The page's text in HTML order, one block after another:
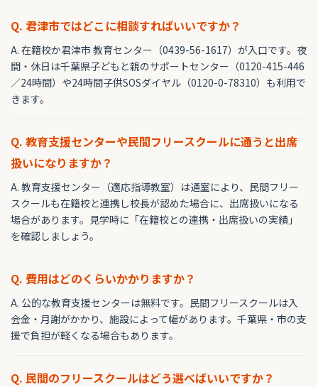
Q. 君津市ではどこに相談すればいいですか？
A. 在籍校か君津市 教育センター（0439-56-1617）が入口です。夜
間・休日は千葉県子どもと親のサポートセンター（0120-415-446
／24時間）や24時間子供SOSダイヤル（0120-0-78310）も利用で
きます。
Q. 教育支援センターや民間フリースクールに通うと出席
扱いになりますか？
A. 教育支援センター（適応指導教室）は通室により、民間フリー
スクールも在籍校と連携し校長が認めた場合に、出席扱いになる
場合があります。見学時に「在籍校との連携・出席扱いの実績」
を確認しましょう。
Q. 費用はどのくらいかかりますか？
A. 公的な教育支援センターは無料です。民間フリースクールは入
会金・月謝がかかり、施設によって幅があります。千葉県・市の支
援で負担が軽くなる場合もあります。
Q. 民間のフリースクールはどう選べばいいですか？